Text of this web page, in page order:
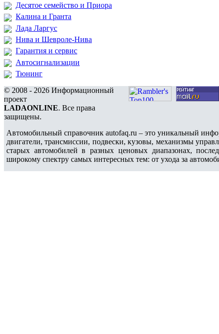
Десятое семейство и Приора
Калина и Гранта
Лада Ларгус
Нива и Шевроле-Нива
Гарантия и сервис
Автосигнализации
Тюнинг
© 2008 - 2026 Информационный
проект
LADAONLINE. Все права
защищены.
Автомобильный справочник autofaq.ru – это уникальный
двигатели, трансмиссии, подвески, кузовы, механизмы
старых автомобилей в разных ценовых диапазонах,
широкому спектру самых интересных тем: от ухода за